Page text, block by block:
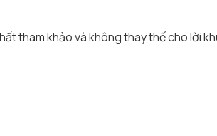
tham khảo và không thay thế cho lời